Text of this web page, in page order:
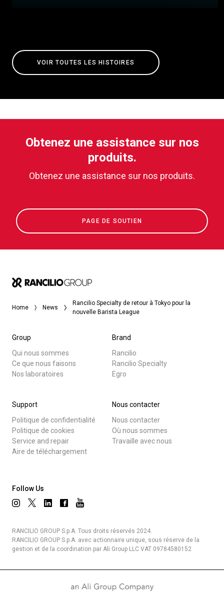
VOIR TOUTES LES HISTOIRES
Obtenez une assistance sur nos
produits.
Obtenez une assistance sur nos produits.
PAGE DE SOUTIEN
Home News
Rancilio Specialty de retour à Tokyo pour la
nouvelle Barista League
Group
Qui nous sommes
Ce que nous faisons
Nos laboratoires
Brand
Rancilio
Rancilio Specialty
Egro
Support
Politique de confidentialité
Politique de cookies
Service and repair
Aire de téléchargement
Nous contacter
Nous contacter
Où nous sommes
Travaille avec nous
Follow Us
RANCILIO GROUP S.p.A. Tous droits réservés 2024.
RANCILIO GROUP S.p.A. avec actionnaire unique, sous réserve de la
gestion et de la coordination par Ali Group LLC VAT 09784580152